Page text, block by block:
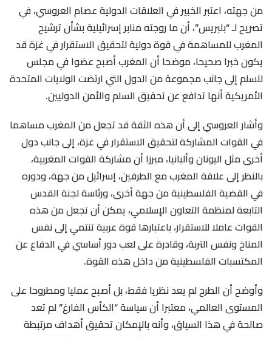
من جهته، اعتبر الخبير في العلاقات الدولية عصام العروسي، في
تصريح لـ “بلبريس”، أن ما روجته منابر إسرائيلية بشأن ترشيح
المغرب للمساهمة في قوة دولية لتحقيق الاستقرار في غزة قد
يكون خبرا صحيحا، موضحا أن المغرب أصبح عضوا في مجلس
للسلم إلى جانب مجموعة من الدول التي ارتضت الولايات المتحدة
الأمريكية أنها تدافع عن تحقيق السلم والأمن الدوليين.
وأشار العروسي إلى أن هذه الثقة قد تجعل من المغرب مساهما
في القوات المشاركة لتحقيق الاستقرار في غزة، إلى جانب دول
أخرى مثل اليونان وألبانيا، مبرزا أن مشاركة القوات المغربية،
بالنظر إلى علاقة المغرب مع الطرفين، إسرائيل من جهة، ودوره
في القضية الفلسطينية من جهة أخرى، ورئاسة لجنة القدس
التابعة لمنظمة التعاون الإسلامي، يمكن أن تجعل من هذه
القوات عاملا للاستقرار، باعتبارها قوة عربية تنتمي إلى نفس
المناخ ونفس التربة، وقادرة على لعب دور أساسي في الدفاع عن
المكتسبات الفلسطينية من داخل هذه القوة.
وأوضح أن الطرح لم يعد نظريا فقط، بل أصبح عمليا ومطروحا على
المستوى العالمي، معتبرا أن سياسة “الكأس الفارغ” لم تعد
صالحة في هذا السياق، وأنه بالإمكان تحقيق أهداف مرتبطة